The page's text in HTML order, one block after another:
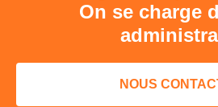
On se charge
NOUS